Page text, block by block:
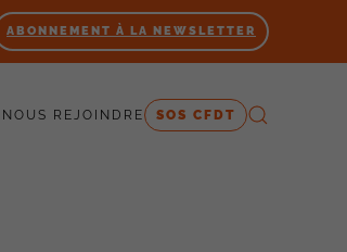
ABONNEMENT À LA NEWSLETTER
NOUS REJOINDRE SOS CFDT